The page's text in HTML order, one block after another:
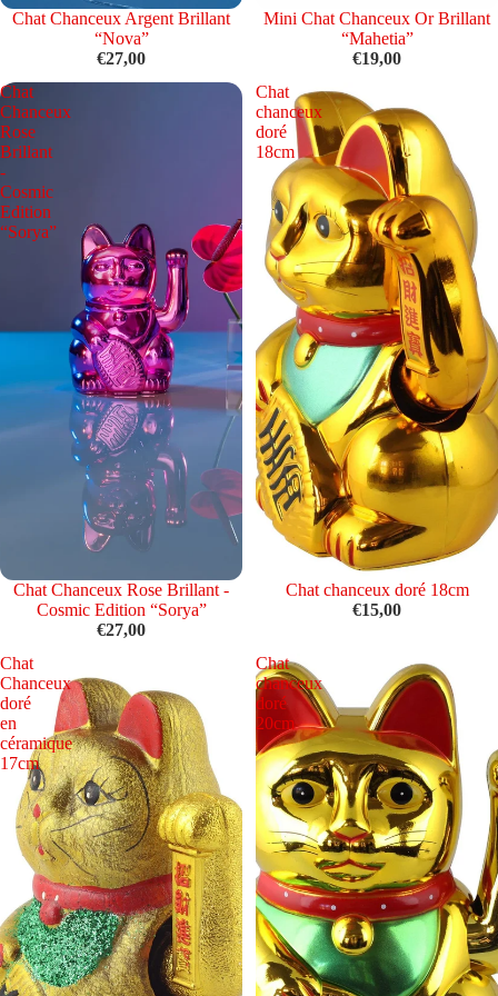
Chat Chanceux Argent Brillant
“Nova”
€27,00
Mini Chat Chanceux Or Brillant
“Mahetia”
€19,00
Chat
Chanceux
Rose
Brillant
-
Cosmic
Edition
“Sorya”
Épuisé
Chat Chanceux Rose Brillant -
Cosmic Edition “Sorya”
€27,00
Chat
chanceux
doré
18cm
ÉpuiséChat chanceux doré 18cm
€15,00
Chat
Chanceux
doré
en
céramique
17cm
Chat
chanceux
doré
20cm